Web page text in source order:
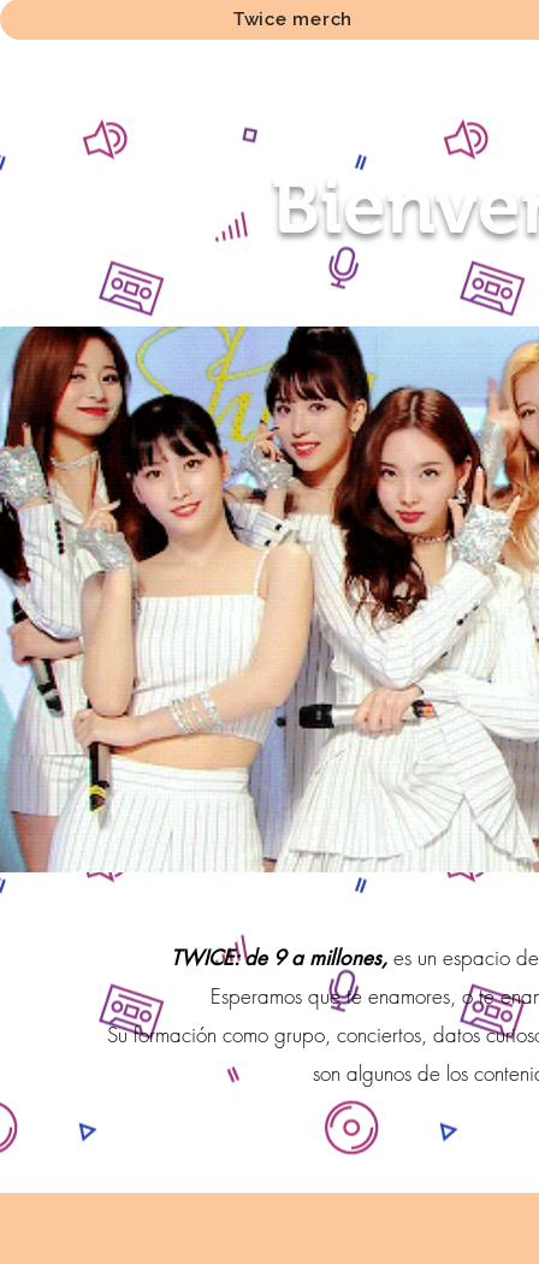
Twice merch
TWICE: de 9 a millones, es un espacio
Esperamos que te enamores, o te
Su formación como grupo, conciertos, datos
son algunos de los